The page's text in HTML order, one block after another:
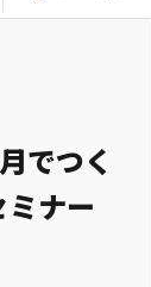
でつく
ナー